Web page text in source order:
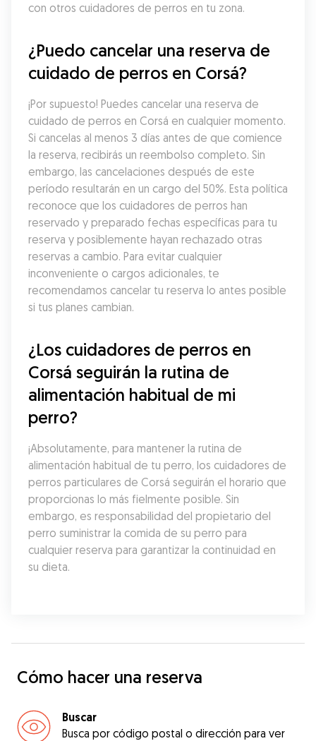
con otros cuidadores de perros en tu zona.
¿Puedo cancelar una reserva de
cuidado de perros en Corsá?
¡Por supuesto! Puedes cancelar una reserva de
cuidado de perros en Corsá en cualquier momento.
Si cancelas al menos 3 días antes de que comience
la reserva, recibirás un reembolso completo. Sin
embargo, las cancelaciones después de este
período resultarán en un cargo del 50%. Esta política
reconoce que los cuidadores de perros han
reservado y preparado fechas específicas para tu
reserva y posiblemente hayan rechazado otras
reservas a cambio. Para evitar cualquier
inconveniente o cargos adicionales, te
recomendamos cancelar tu reserva lo antes posible
si tus planes cambian.
¿Los cuidadores de perros en
Corsá seguirán la rutina de
alimentación habitual de mi
perro?
¡Absolutamente, para mantener la rutina de
alimentación habitual de tu perro, los cuidadores de
perros particulares de Corsá seguirán el horario que
proporcionas lo más fielmente posible. Sin
embargo, es responsabilidad del propietario del
perro suministrar la comida de su perro para
cualquier reserva para garantizar la continuidad en
su dieta.
Cómo hacer una reserva
Buscar
Busca por código postal o dirección para ver